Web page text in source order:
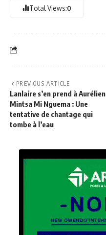
Total Views:0
PREVIOUS ARTICLE
Lanlaire s’en prend à Aurélien
Mintsa Mi Nguema : Une
tentative de chantage qui
tombe à l’eau